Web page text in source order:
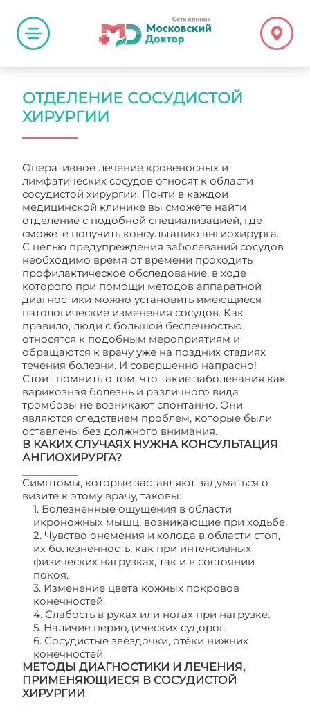
ОТДЕЛЕНИЕ СОСУДИСТОЙ
ХИРУРГИИ
Оперативное лечение кровеносных и
лимфатических сосудов относят к области
сосудистой хирургии. Почти в каждой
медицинской клинике вы сможете найти
отделение с подобной специализацией, где
сможете получить консультацию ангиохирурга.
С целью предупреждения заболеваний сосудов
необходимо время от времени проходить
профилактическое обследование, в ходе
которого при помощи методов аппаратной
диагностики можно установить имеющиеся
патологические изменения сосудов. Как
правило, люди с большой беспечностью
относятся к подобным мероприятиям и
обращаются к врачу уже на поздних стадиях
течения болезни. И совершенно напрасно!
Стоит помнить о том, что такие заболевания как
варикозная болезнь и различного вида
тромбозы не возникают спонтанно. Они
являются следствием проблем, которые были
оставлены без должного внимания.
В КАКИХ СЛУЧАЯХ НУЖНА КОНСУЛЬТАЦИЯ
АНГИОХИРУРГА?
Симптомы, которые заставляют задуматься о
визите к этому врачу, таковы:
1. Болезненные ощущения в области
икроножных мышц, возникающие при ходьбе.
2. Чувство онемения и холода в области стоп,
их болезненность, как при интенсивных
физических нагрузках, так и в состоянии
покоя.
3. Изменение цвета кожных покровов
конечностей.
4. Слабость в руках или ногах при нагрузке.
5. Наличие периодических судорог.
6. Сосудистые звёздочки, отёки нижних
конечностей.
МЕТОДЫ ДИАГНОСТИКИ И ЛЕЧЕНИЯ,
ПРИМЕНЯЮЩИЕСЯ В СОСУДИСТОЙ
ХИРУРГИИ